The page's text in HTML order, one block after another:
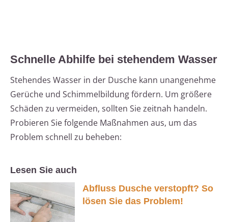
Schnelle Abhilfe bei stehendem Wasser
Stehendes Wasser in der Dusche kann unangenehme
Gerüche und Schimmelbildung fördern. Um größere
Schäden zu vermeiden, sollten Sie zeitnah handeln.
Probieren Sie folgende Maßnahmen aus, um das
Problem schnell zu beheben:
Lesen Sie auch
Abfluss Dusche verstopft? So
lösen Sie das Problem!